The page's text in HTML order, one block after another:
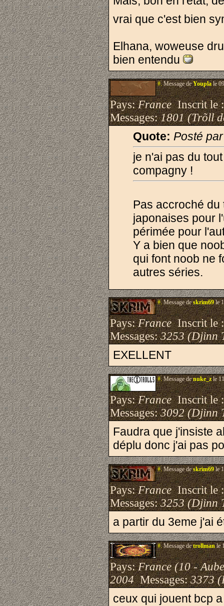
vrai que c'est bien
Elhana, woweuse
bien entendu
#.Message deYouplale
Pays:FranceInscrit le
Messages:1801 (Trõll
Quote: Posté
je n'ai pas du
compagny !
Pas accroché du
japonaises pour
périmée pour
Y a bien que
qui font noob ne
autres séries.
#.Message deskrim69le
Pays:FranceInscrit le
Messages:3253 (Djinn
EXELLENT
#.Message denuke_zle
Pays:FranceInscrit le
Messages:3092 (Djinn
Faudra que j'insiste
déplu donc j'ai pas
#.Message deskrim69le
Pays:FranceInscrit le
Messages:3253 (Djinn
a partir du 3eme j'ai
#.Message detrollmanle
Pays:France (10 -
2004Messages:3373
ceux qui jouent bcp